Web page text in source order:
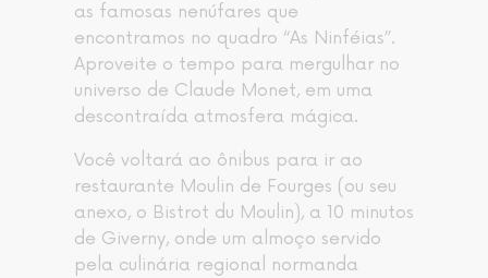
as famosas nenúfares que
encontramos no quadro “As Ninféias”.
Aproveite o tempo para mergulhar no
universo de Claude Monet, em uma
descontraída atmosfera mágica.
Você voltará ao ônibus para ir ao
restaurante Moulin de Fourges (ou seu
anexo, o Bistrot du Moulin), a 10 minutos
de Giverny, onde um almoço servido
pela culinária regional normanda